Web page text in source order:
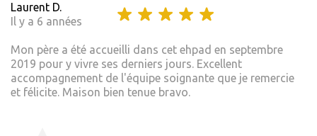
Laurent D.
Il y a 6 années
Mon père a été accueilli dans cet ehpad en septembre
2019 pour y vivre ses derniers jours. Excellent
accompagnement de l'équipe soignante que je remercie
et félicite. Maison bien tenue bravo.